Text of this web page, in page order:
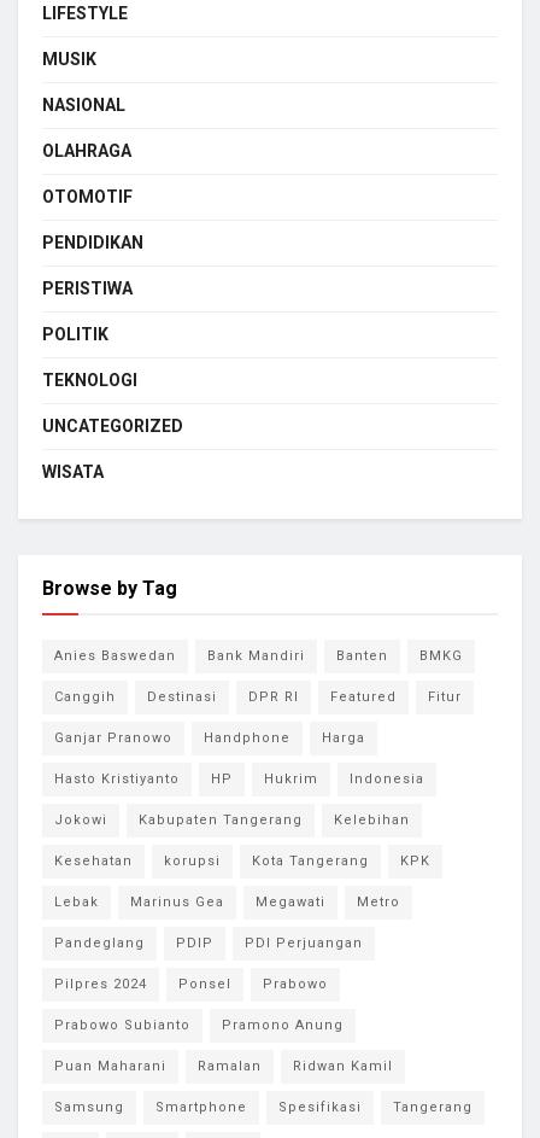
LIFESTYLE
MUSIK
NASIONAL
OLAHRAGA
OTOMOTIF
PENDIDIKAN
PERISTIWA
POLITIK
TEKNOLOGI
UNCATEGORIZED
WISATA
Browse by Tag
Anies Baswedan Bank Mandiri Banten BMKG
Canggih Destinasi DPR RI Featured Fitur
Ganjar Pranowo Handphone Harga
Hasto Kristiyanto HP Hukrim Indonesia
Jokowi Kabupaten Tangerang Kelebihan
Kesehatan korupsi Kota Tangerang KPK
Lebak Marinus Gea Megawati Metro
Pandeglang PDIP PDI Perjuangan
Pilpres 2024 Ponsel Prabowo
Prabowo Subianto Pramono Anung
Puan Maharani Ramalan Ridwan Kamil
Samsung Smartphone Spesifikasi Tangerang